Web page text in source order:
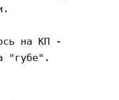
на КП -
"губе".